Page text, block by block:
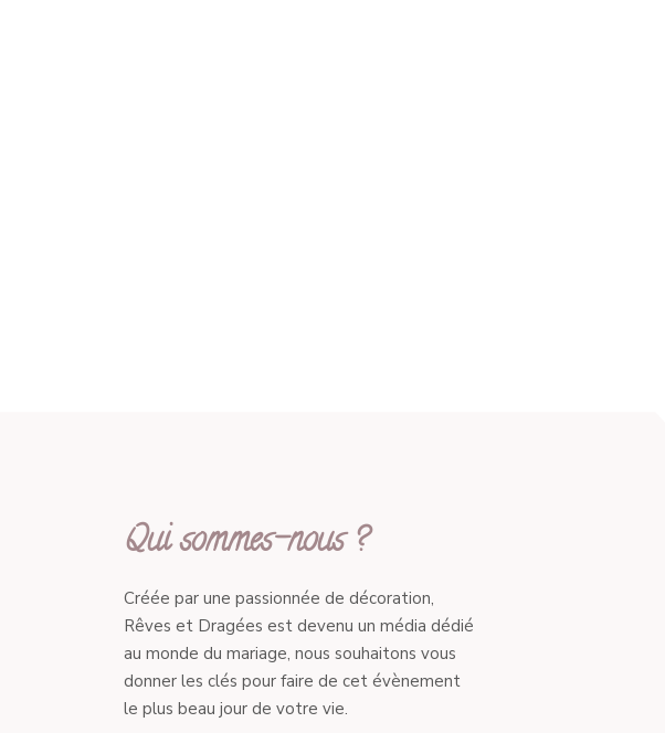
Qui sommes-nous ?
Créée par une passionnée de décoration,
Rêves et Dragées est devenu un média dédié
au monde du mariage, nous souhaitons vous
donner les clés pour faire de cet évènement
le plus beau jour de votre vie.